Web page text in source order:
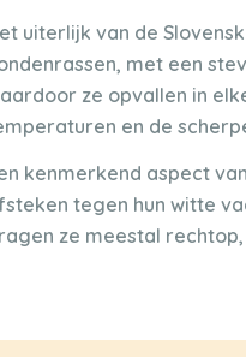
uiterlijk van de
met een
ze opvallen in
en de
kenmerkend aspect
tegen hun witte
ze meestal